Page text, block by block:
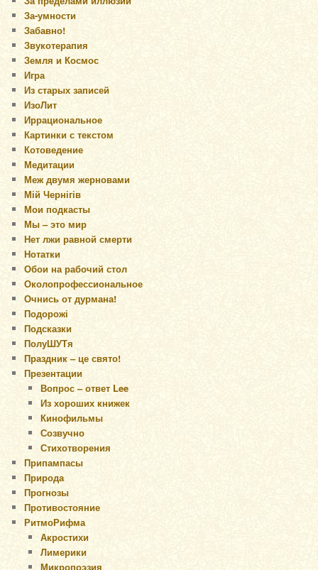
За-умности
Забавно!
Звукотерапия
Земля и Космос
Игра
Из старых записей
ИзоЛит
Иррациональное
Картинки с текстом
Котоведение
Медитации
Меж двумя жерновами
Мій Чернігів
Мои подкасты
Мы – это мир
Нет лжи равной смерти
Нотатки
Обои на рабочий стол
Околопрофессиональное
Очнись от дурмана!
Подорожі
Подсказки
ПолуШУТя
Праздник – це свято!
Презентации
Вопрос – ответ Lee
Из хороших книжек
Кинофильмы
Созвучно
Стихотворения
Припампасы
Природа
Прогнозы
Противостояние
РитмоРифма
Акростихи
Лимерики
Микропоэзия